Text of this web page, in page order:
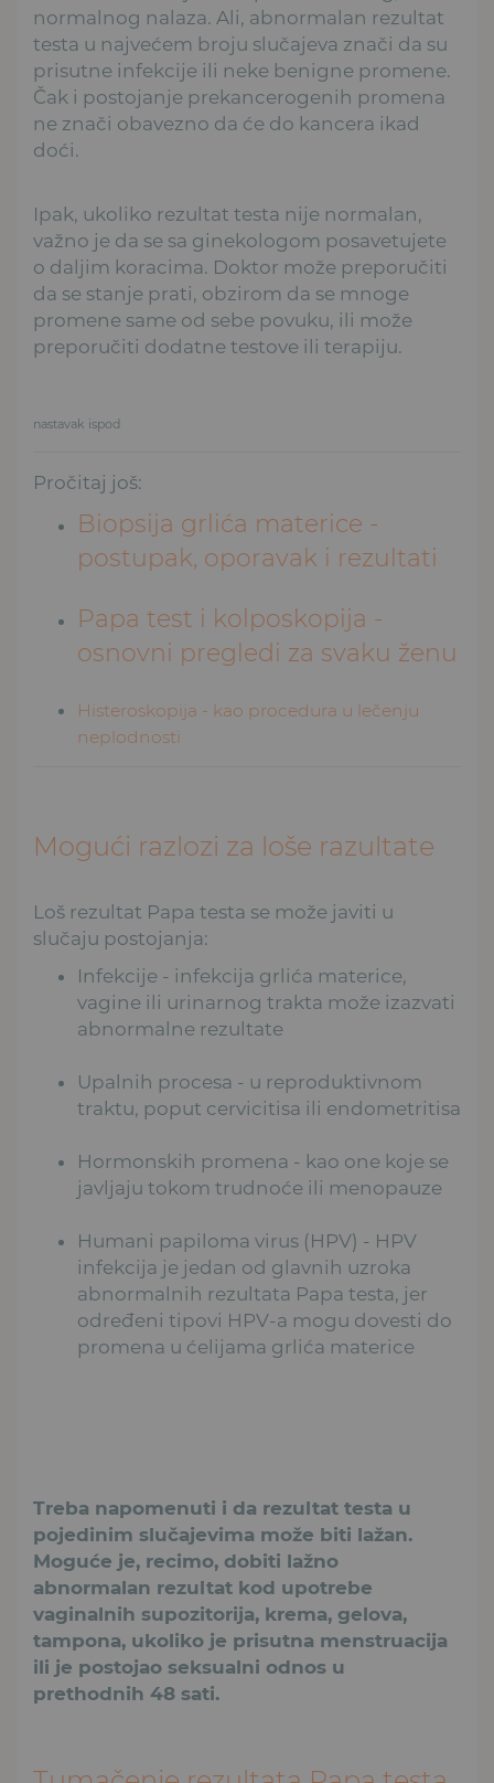
normalnog nalaza. Ali, abnormalan rezultat
testa u najvećem broju slučajeva znači da su
prisutne infekcije ili neke benigne promene.
Čak i postojanje prekancerogenih promena
ne znači obavezno da će do kancera ikad
doći.
Ipak, ukoliko rezultat testa nije normalan,
važno je da se sa ginekologom posavetujete
o daljim koracima. Doktor može preporučiti
da se stanje prati, obzirom da se mnoge
promene same od sebe povuku, ili može
preporučiti dodatne testove ili terapiju.
nastavak ispod
Pročitaj još:
Biopsija grlića materice -
postupak, oporavak i rezultati
Papa test i kolposkopija -
osnovni pregledi za svaku ženu
Histeroskopija - kao procedura u lečenju
neplodnosti
Mogući razlozi za loše razultate
Loš rezultat Papa testa se može javiti u
slučaju postojanja:
Infekcije - infekcija grlića materice,
vagine ili urinarnog trakta može izazvati
abnormalne rezultate
Upalnih procesa - u reproduktivnom
traktu, poput cervicitisa ili endometritisa
Hormonskih promena - kao one koje se
javljaju tokom trudnoće ili menopauze
Humani papiloma virus (HPV) - HPV
infekcija je jedan od glavnih uzroka
abnormalnih rezultata Papa testa, jer
određeni tipovi HPV-a mogu dovesti do
promena u ćelijama grlića materice
Treba napomenuti i da rezultat testa u
pojedinim slučajevima može biti lažan.
Moguće je, recimo, dobiti lažno
abnormalan rezultat kod upotrebe
vaginalnih supozitorija, krema, gelova,
tampona, ukoliko je prisutna menstruacija
ili je postojao seksualni odnos u
prethodnih 48 sati.